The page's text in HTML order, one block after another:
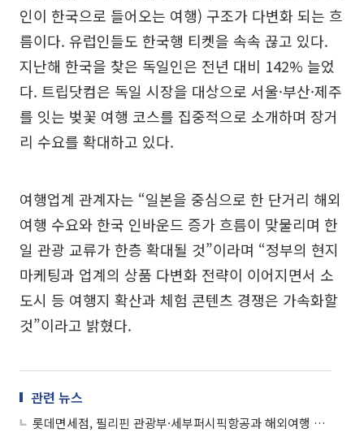
인이 한국으로 들어오는 여행) 구조가 다변화 되는 흐
름이다. 유럽인들도 한국행 티켓을 속속 끊고 있다.
지난해 한국을 찾은 독일인은 전년 대비 142% 늘었
다. 트립닷컴은 독일 시장을 대상으로 서울·부산·제주
를 잇는 벚꽃 여행 코스를 집중적으로 소개하며 장거
리 수요를 확대하고 있다.
여행업계 관계자는 “일본을 중심으로 한 단거리 해외
여행 수요와 한국 인바운드 증가 흐름이 맞물리며 한
일 관광 교류가 한층 확대될 것”이라며 “정부의 현지
마케팅과 업계의 상품 다변화 전략이 이어지면서 소
도시 등 여행지 확산과 체험 콘텐츠 경쟁은 가속화할
것”이라고 밝혔다.
관련 뉴스
롯데면세점, 필리핀 관광부·세부퍼시픽항공과 해외여행 고객 혜택↑